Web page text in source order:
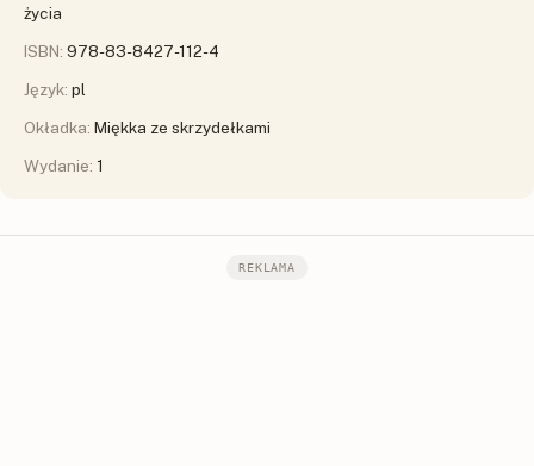
życia
ISBN: 978-83-8427-112-4
Język: pl
Okładka: Miękka ze skrzydełkami
Wydanie: 1
REKLAMA